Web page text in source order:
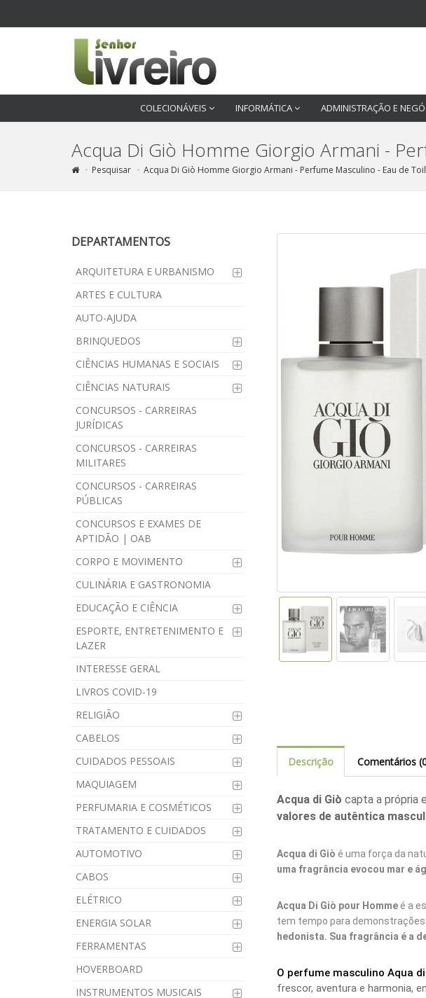
COLECIONÁVEIS INFORMÁTICA ADMINISTRAÇÃO E
Acqua Di Giò Homme Giorgio Armani -
Pesquisar Acqua Di Giò Homme Giorgio Armani - Perfume Masculino - Eau de
DEPARTAMENTOS
ARQUITETURA E URBANISMO
ARTES E CULTURA
AUTO-AJUDA
BRINQUEDOS
CIÊNCIAS HUMANAS E SOCIAIS
CIÊNCIAS NATURAIS
CONCURSOS - CARREIRAS
JURÍDICAS
CONCURSOS - CARREIRAS
MILITARES
CONCURSOS - CARREIRAS
PÚBLICAS
CONCURSOS E EXAMES DE
APTIDÃO | OAB
CORPO E MOVIMENTO
CULINÁRIA E GASTRONOMIA
EDUCAÇÃO E CIÊNCIA
ESPORTE, ENTRETENIMENTO E
LAZER
INTERESSE GERAL
LIVROS COVID-19
RELIGIÃO
CABELOS
CUIDADOS PESSOAIS
MAQUIAGEM
PERFUMARIA E COSMÉTICOS
TRATAMENTO E CUIDADOS
AUTOMOTIVO
CABOS
ELÉTRICO
ENERGIA SOLAR
FERRAMENTAS
HOVERBOARD
INSTRUMENTOS MUSICAIS
Descrição Comentários
Acqua di Giò capta a própria
valores de autêntica
Acqua di Giò é uma força da
uma fragrância evocou mar e
Acqua Di Giò pour Hommeé a
tem tempo para demonstrações
hedonista. Sua fragrância é a
O perfume masculino Aqua
frescor, aventura e harmonia,